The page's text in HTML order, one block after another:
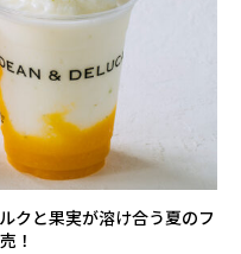
クと果実が溶け合う夏のフ
！